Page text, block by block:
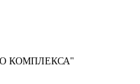
КОМПЛЕКСА"